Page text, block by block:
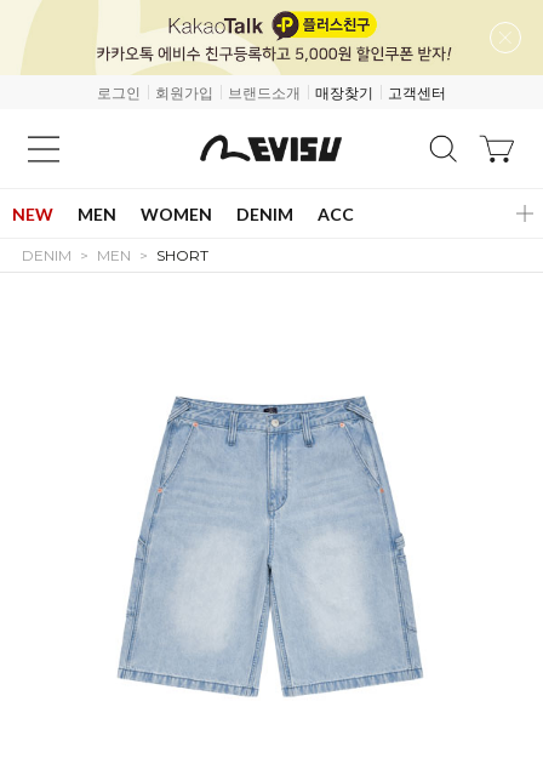
로그인 회원가입 브랜드소개 매장찾기 고객센터
NEW MEN WOMEN DENIM ACC
DENIM MEN SHORT